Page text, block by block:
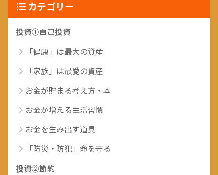
カテゴリー
投資①自己投資
「健康」は最大の資産
「家族」は最愛の資産
お金が貯まる考え方・本
お金が増える生活習慣
お金を生み出す道具
「防災・防犯」命を守る
投資②節約